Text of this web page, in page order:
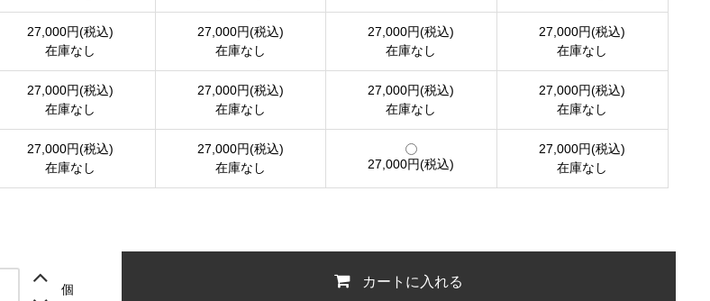
27,000円(税込)
在庫なし
27,000円(税込)
在庫なし
27,000円(税込)
在庫なし
27,000円(税込)
在庫なし
27,000円(税込)
在庫なし
27,000円(税込)
在庫なし
27,000円(税込)
在庫なし
27,000円(税込)
在庫なし
27,000円(税込)
在庫なし
27,000円(税込)
在庫なし
27,000円(税込)
27,000円(税込)
在庫なし
個 カートに入れる